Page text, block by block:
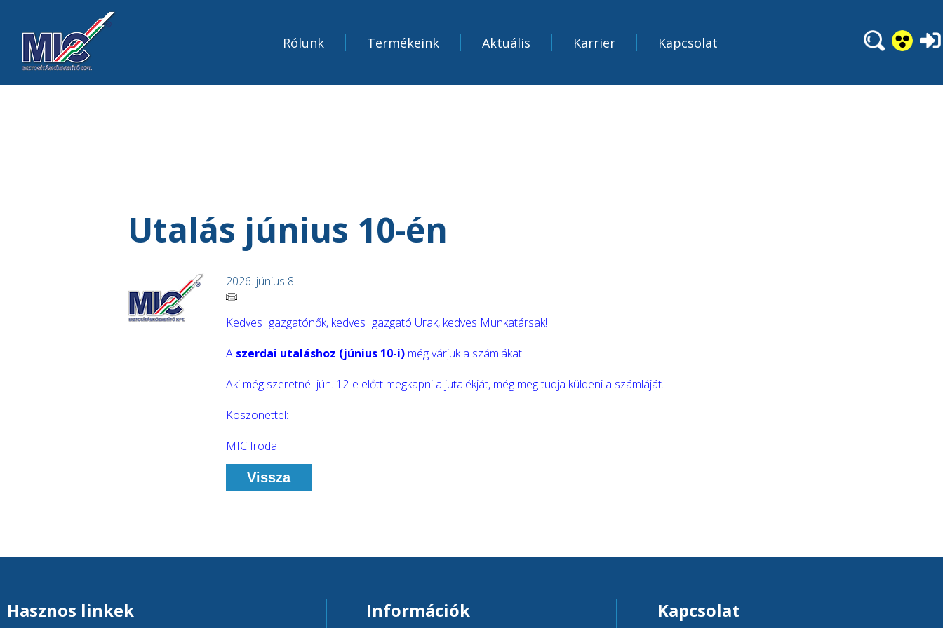
Rólunk Termékeink Aktuális Karrier Kapcsolat
Utalás június 10-én
2026. június 8.
Kedves Igazgatónők, kedves Igazgató Urak, kedves Munkatársak!
A szerdai utaláshoz (június 10-i) mégvárjuk a számlákat.
Aki még szeretné jún. 12-e előtt megkapni a jutalékját, még meg tudja küldeni a számláját.
Köszönettel:
MIC Iroda
Vissza
Hasznos linkek Információk Kapcsolat